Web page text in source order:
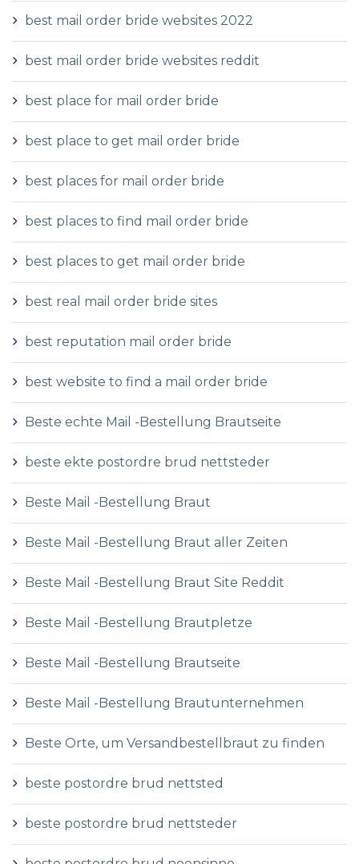
best mail order bride websites 2022
best mail order bride websites reddit
best place for mail order bride
best place to get mail order bride
best places for mail order bride
best places to find mail order bride
best places to get mail order bride
best real mail order bride sites
best reputation mail order bride
best website to find a mail order bride
Beste echte Mail -Bestellung Brautseite
beste ekte postordre brud nettsteder
Beste Mail -Bestellung Braut
Beste Mail -Bestellung Braut aller Zeiten
Beste Mail -Bestellung Braut Site Reddit
Beste Mail -Bestellung Brautpletze
Beste Mail -Bestellung Brautseite
Beste Mail -Bestellung Brautunternehmen
Beste Orte, um Versandbestellbraut zu finden
beste postordre brud nettsted
beste postordre brud nettsteder